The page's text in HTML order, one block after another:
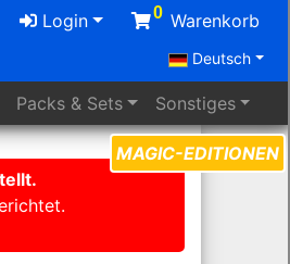
Login 0 Warenkorb
Deutsch
Packs & Sets Sonstiges
MAGIC-EDITIONEN